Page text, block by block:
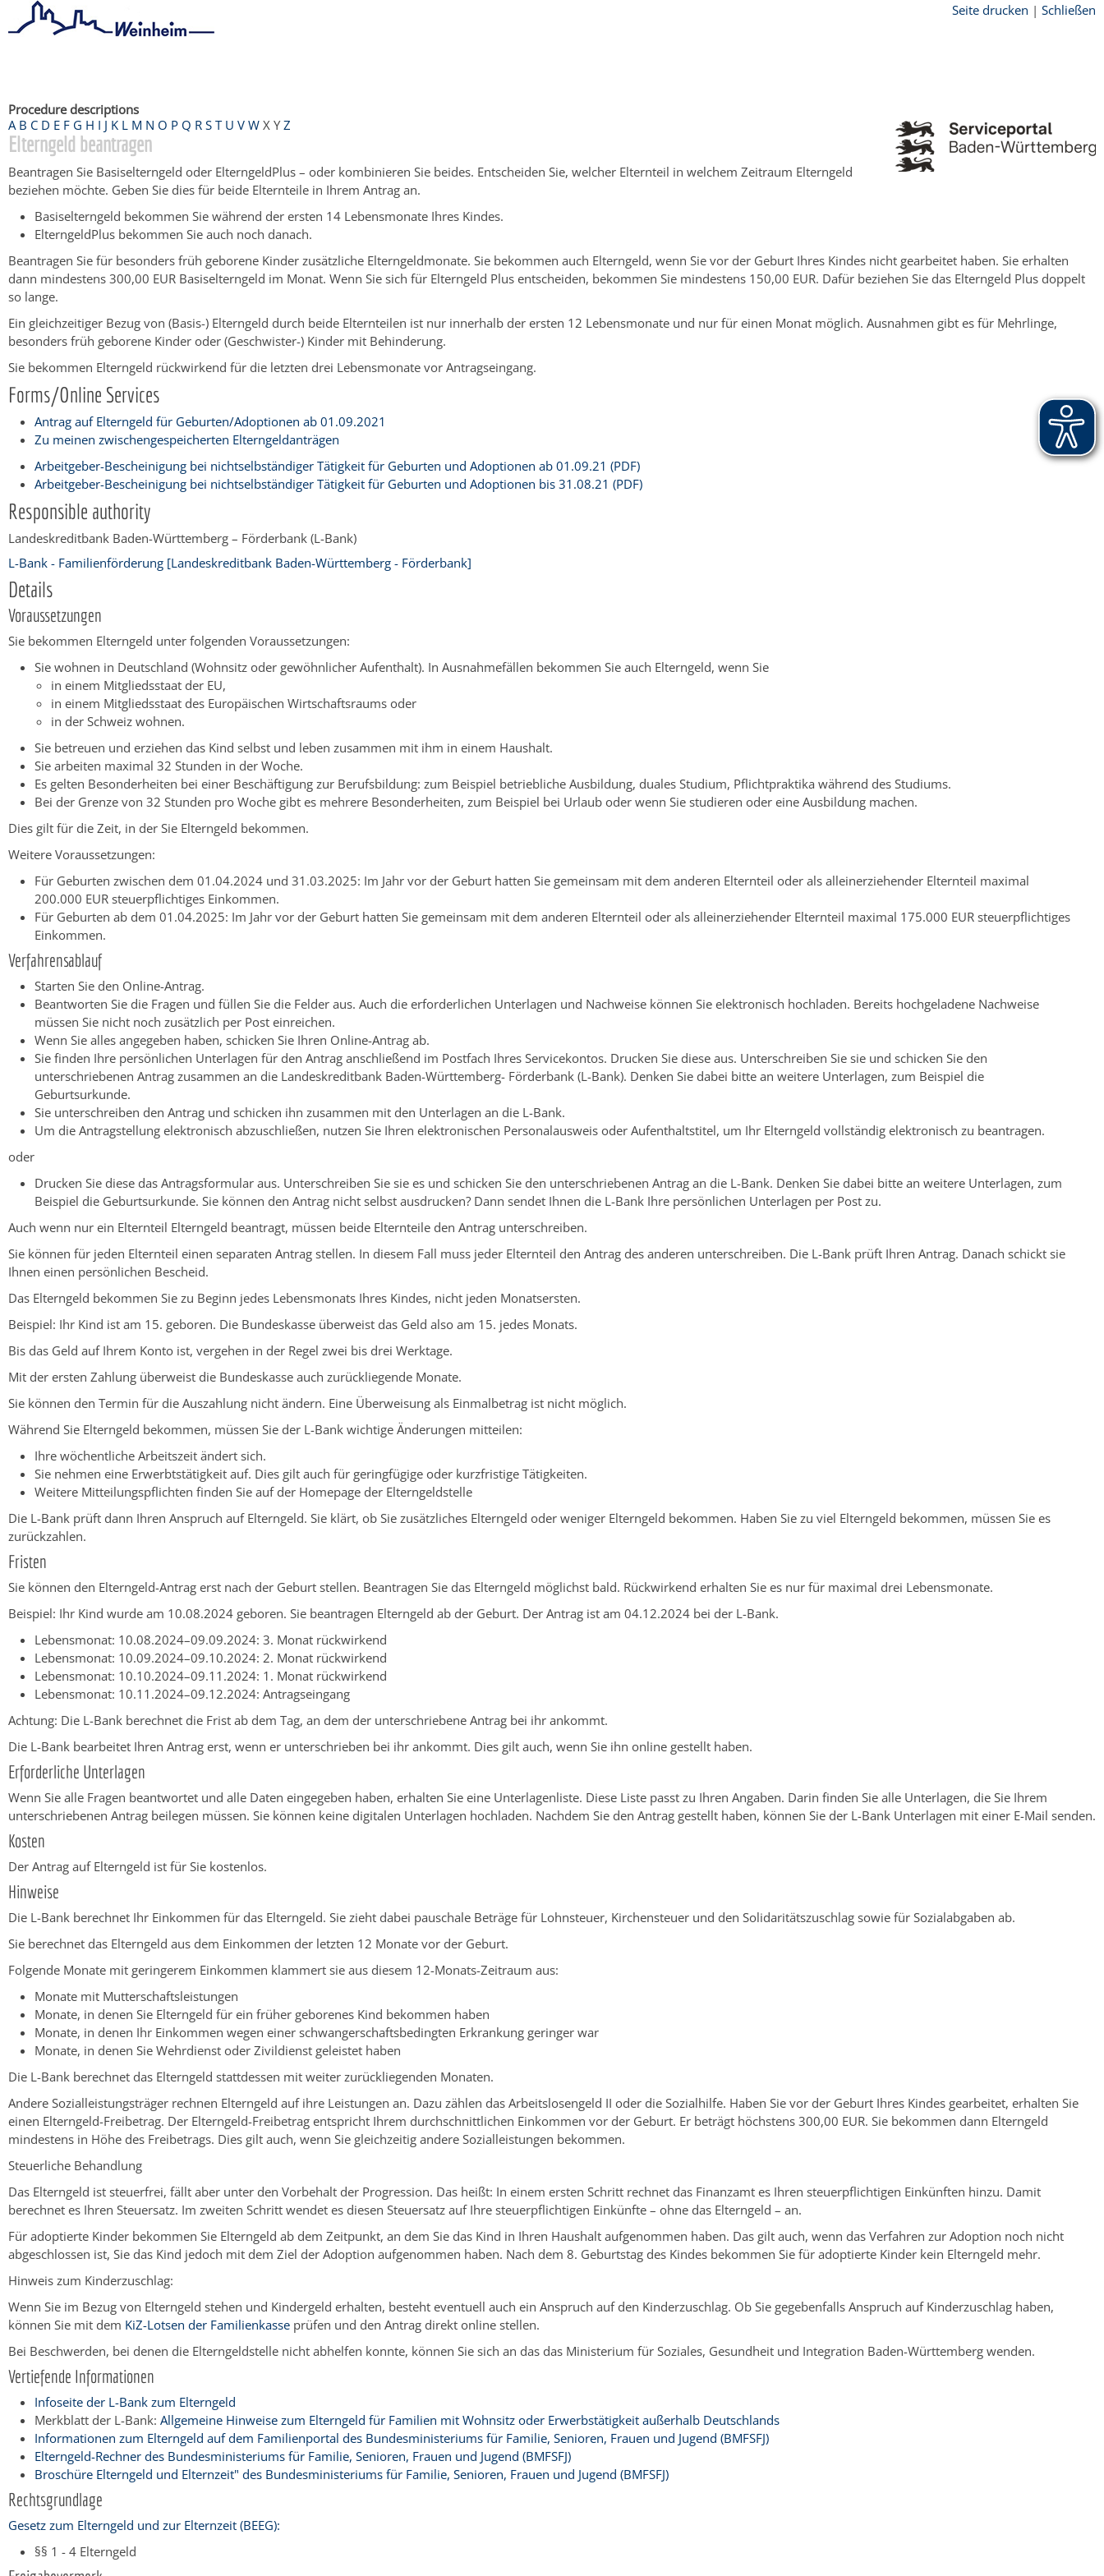
Seite drucken | Schließen
Procedure descriptions
A B C D E F G H I J K L M N O P Q R S T U V W X Y Z
Elterngeld beantragen
Beantragen Sie Basiselterngeld oder ElterngeldPlus – oder kombinieren Sie beides. Entscheiden Sie, welcher Elternteil in welchem Zeitraum Elterngeld
beziehen möchte. Geben Sie dies für beide Elternteile in Ihrem Antrag an.
Basiselterngeld bekommen Sie während der ersten 14 Lebensmonate Ihres Kindes.
ElterngeldPlus bekommen Sie auch noch danach.
Beantragen Sie für besonders früh geborene Kinder zusätzliche Elterngeldmonate. Sie bekommen auch Elterngeld, wenn Sie vor der Geburt Ihres Kindes nicht gearbeitet haben. Sie erhalten
dann mindestens 300,00 EUR Basiselterngeld im Monat. Wenn Sie sich für Elterngeld Plus entscheiden, bekommen Sie mindestens 150,00 EUR. Dafür beziehen Sie das Elterngeld Plus doppelt
so lange.
Ein gleichzeitiger Bezug von (Basis-) Elterngeld durch beide Elternteilen ist nur innerhalb der ersten 12 Lebensmonate und nur für einen Monat möglich. Ausnahmen gibt es für Mehrlinge,
besonders früh geborene Kinder oder (Geschwister-) Kinder mit Behinderung.
Sie bekommen Elterngeld rückwirkend für die letzten drei Lebensmonate vor Antragseingang.
Forms/Online Services
Antrag auf Elterngeld für Geburten/Adoptionen ab 01.09.2021
Zu meinen zwischengespeicherten Elterngeldanträgen
Arbeitgeber-Bescheinigung bei nichtselbständiger Tätigkeit für Geburten und Adoptionen ab 01.09.21 (PDF)
Arbeitgeber-Bescheinigung bei nichtselbständiger Tätigkeit für Geburten und Adoptionen bis 31.08.21 (PDF)
Responsible authority
Landeskreditbank Baden-Württemberg – Förderbank (L-Bank)
L-Bank - Familienförderung [Landeskreditbank Baden-Württemberg - Förderbank]
Details
Voraussetzungen
Sie bekommen Elterngeld unter folgenden Voraussetzungen:
Sie wohnen in Deutschland (Wohnsitz oder gewöhnlicher Aufenthalt). In Ausnahmefällen bekommen Sie auch Elterngeld, wenn Sie
in einem Mitgliedsstaat der EU,
in einem Mitgliedsstaat des Europäischen Wirtschaftsraums oder
in der Schweiz wohnen.
Sie betreuen und erziehen das Kind selbst und leben zusammen mit ihm in einem Haushalt.
Sie arbeiten maximal 32 Stunden in der Woche.
Es gelten Besonderheiten bei einer Beschäftigung zur Berufsbildung: zum Beispiel betriebliche Ausbildung, duales Studium, Pflichtpraktika während des Studiums.
Bei der Grenze von 32 Stunden pro Woche gibt es mehrere Besonderheiten, zum Beispiel bei Urlaub oder wenn Sie studieren oder eine Ausbildung machen.
Dies gilt für die Zeit, in der Sie Elterngeld bekommen.
Weitere Voraussetzungen:
Für Geburten zwischen dem 01.04.2024 und 31.03.2025: Im Jahr vor der Geburt hatten Sie gemeinsam mit dem anderen Elternteil oder als alleinerziehender Elternteil maximal
200.000 EUR steuerpflichtiges Einkommen.
Für Geburten ab dem 01.04.2025: Im Jahr vor der Geburt hatten Sie gemeinsam mit dem anderen Elternteil oder als alleinerziehender Elternteil maximal 175.000 EUR steuerpflichtiges
Einkommen.
Verfahrensablauf
Starten Sie den Online-Antrag.
Beantworten Sie die Fragen und füllen Sie die Felder aus. Auch die erforderlichen Unterlagen und Nachweise können Sie elektronisch hochladen. Bereits hochgeladene Nachweise
müssen Sie nicht noch zusätzlich per Post einreichen.
Wenn Sie alles angegeben haben, schicken Sie Ihren Online-Antrag ab.
Sie finden Ihre persönlichen Unterlagen für den Antrag anschließend im Postfach Ihres Servicekontos. Drucken Sie diese aus. Unterschreiben Sie sie und schicken Sie den
unterschriebenen Antrag zusammen an die Landeskreditbank Baden-Württemberg- Förderbank (L-Bank). Denken Sie dabei bitte an weitere Unterlagen, zum Beispiel die
Geburtsurkunde.
Sie unterschreiben den Antrag und schicken ihn zusammen mit den Unterlagen an die L-Bank.
Um die Antragstellung elektronisch abzuschließen, nutzen Sie Ihren elektronischen Personalausweis oder Aufenthaltstitel, um Ihr Elterngeld vollständig elektronisch zu beantragen.
oder
Drucken Sie diese das Antragsformular aus. Unterschreiben Sie sie es und schicken Sie den unterschriebenen Antrag an die L-Bank. Denken Sie dabei bitte an weitere Unterlagen, zum
Beispiel die Geburtsurkunde. Sie können den Antrag nicht selbst ausdrucken? Dann sendet Ihnen die L-Bank Ihre persönlichen Unterlagen per Post zu.
Auch wenn nur ein Elternteil Elterngeld beantragt, müssen beide Elternteile den Antrag unterschreiben.
Sie können für jeden Elternteil einen separaten Antrag stellen. In diesem Fall muss jeder Elternteil den Antrag des anderen unterschreiben. Die L-Bank prüft Ihren Antrag. Danach schickt sie
Ihnen einen persönlichen Bescheid.
Das Elterngeld bekommen Sie zu Beginn jedes Lebensmonats Ihres Kindes, nicht jeden Monatsersten.
Beispiel: Ihr Kind ist am 15. geboren. Die Bundeskasse überweist das Geld also am 15. jedes Monats.
Bis das Geld auf Ihrem Konto ist, vergehen in der Regel zwei bis drei Werktage.
Mit der ersten Zahlung überweist die Bundeskasse auch zurückliegende Monate.
Sie können den Termin für die Auszahlung nicht ändern. Eine Überweisung als Einmalbetrag ist nicht möglich.
Während Sie Elterngeld bekommen, müssen Sie der L-Bank wichtige Änderungen mitteilen:
Ihre wöchentliche Arbeitszeit ändert sich.
Sie nehmen eine Erwerbtstätigkeit auf. Dies gilt auch für geringfügige oder kurzfristige Tätigkeiten.
Weitere Mitteilungspflichten finden Sie auf der Homepage der Elterngeldstelle
Die L-Bank prüft dann Ihren Anspruch auf Elterngeld. Sie klärt, ob Sie zusätzliches Elterngeld oder weniger Elterngeld bekommen. Haben Sie zu viel Elterngeld bekommen, müssen Sie es
zurückzahlen.
Fristen
Sie können den Elterngeld-Antrag erst nach der Geburt stellen. Beantragen Sie das Elterngeld möglichst bald. Rückwirkend erhalten Sie es nur für maximal drei Lebensmonate.
Beispiel: Ihr Kind wurde am 10.08.2024 geboren. Sie beantragen Elterngeld ab der Geburt. Der Antrag ist am 04.12.2024 bei der L-Bank.
Lebensmonat: 10.08.2024–09.09.2024: 3. Monat rückwirkend
Lebensmonat: 10.09.2024–09.10.2024: 2. Monat rückwirkend
Lebensmonat: 10.10.2024–09.11.2024: 1. Monat rückwirkend
Lebensmonat: 10.11.2024–09.12.2024: Antragseingang
Achtung: Die L-Bank berechnet die Frist ab dem Tag, an dem der unterschriebene Antrag bei ihr ankommt.
Die L-Bank bearbeitet Ihren Antrag erst, wenn er unterschrieben bei ihr ankommt. Dies gilt auch, wenn Sie ihn online gestellt haben.
Erforderliche Unterlagen
Wenn Sie alle Fragen beantwortet und alle Daten eingegeben haben, erhalten Sie eine Unterlagenliste. Diese Liste passt zu Ihren Angaben. Darin finden Sie alle Unterlagen, die Sie Ihrem
unterschriebenen Antrag beilegen müssen. Sie können keine digitalen Unterlagen hochladen. Nachdem Sie den Antrag gestellt haben, können Sie der L-Bank Unterlagen mit einer E-Mail senden.
Kosten
Der Antrag auf Elterngeld ist für Sie kostenlos.
Hinweise
Die L-Bank berechnet Ihr Einkommen für das Elterngeld. Sie zieht dabei pauschale Beträge für Lohnsteuer, Kirchensteuer und den Solidaritätszuschlag sowie für Sozialabgaben ab.
Sie berechnet das Elterngeld aus dem Einkommen der letzten 12 Monate vor der Geburt.
Folgende Monate mit geringerem Einkommen klammert sie aus diesem 12-Monats-Zeitraum aus:
Monate mit Mutterschaftsleistungen
Monate, in denen Sie Elterngeld für ein früher geborenes Kind bekommen haben
Monate, in denen Ihr Einkommen wegen einer schwangerschaftsbedingten Erkrankung geringer war
Monate, in denen Sie Wehrdienst oder Zivildienst geleistet haben
Die L-Bank berechnet das Elterngeld stattdessen mit weiter zurückliegenden Monaten.
Andere Sozialleistungsträger rechnen Elterngeld auf ihre Leistungen an. Dazu zählen das Arbeitslosengeld II oder die Sozialhilfe. Haben Sie vor der Geburt Ihres Kindes gearbeitet, erhalten Sie
einen Elterngeld-Freibetrag. Der Elterngeld-Freibetrag entspricht Ihrem durchschnittlichen Einkommen vor der Geburt. Er beträgt höchstens 300,00 EUR. Sie bekommen dann Elterngeld
mindestens in Höhe des Freibetrags. Dies gilt auch, wenn Sie gleichzeitig andere Sozialleistungen bekommen.
Steuerliche Behandlung
Das Elterngeld ist steuerfrei, fällt aber unter den Vorbehalt der Progression. Das heißt: In einem ersten Schritt rechnet das Finanzamt es Ihren steuerpflichtigen Einkünften hinzu. Damit
berechnet es Ihren Steuersatz. Im zweiten Schritt wendet es diesen Steuersatz auf Ihre steuerpflichtigen Einkünfte – ohne das Elterngeld – an.
Für adoptierte Kinder bekommen Sie Elterngeld ab dem Zeitpunkt, an dem Sie das Kind in Ihren Haushalt aufgenommen haben. Das gilt auch, wenn das Verfahren zur Adoption noch nicht
abgeschlossen ist, Sie das Kind jedoch mit dem Ziel der Adoption aufgenommen haben. Nach dem 8. Geburtstag des Kindes bekommen Sie für adoptierte Kinder kein Elterngeld mehr.
Hinweis zum Kinderzuschlag:
Wenn Sie im Bezug von Elterngeld stehen und Kindergeld erhalten, besteht eventuell auch ein Anspruch auf den Kinderzuschlag. Ob Sie gegebenfalls Anspruch auf Kinderzuschlag haben,
können Sie mit dem KiZ-Lotsen der Familienkasse prüfen und den Antrag direkt online stellen.
Bei Beschwerden, bei denen die Elterngeldstelle nicht abhelfen konnte, können Sie sich an das das Ministerium für Soziales, Gesundheit und Integration Baden-Württemberg wenden.
Vertiefende Informationen
Infoseite der L-Bank zum Elterngeld
Merkblatt der L-Bank: Allgemeine Hinweise zum Elterngeld für Familien mit Wohnsitz oder Erwerbstätigkeit außerhalb Deutschlands
Informationen zum Elterngeld auf dem Familienportal des Bundesministeriums für Familie, Senioren, Frauen und Jugend (BMFSFJ)
Elterngeld-Rechner des Bundesministeriums für Familie, Senioren, Frauen und Jugend (BMFSFJ)
Broschüre Elterngeld und Elternzeit" des Bundesministeriums für Familie, Senioren, Frauen und Jugend (BMFSFJ)
Rechtsgrundlage
Gesetz zum Elterngeld und zur Elternzeit (BEEG):
§§ 1 - 4 Elterngeld